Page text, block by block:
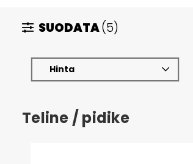
SUODATA(5)
Hinta
Teline / pidike